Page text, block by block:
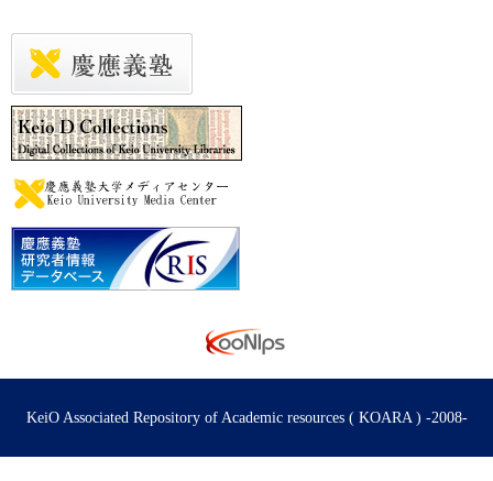
KeiO Associated Repository of Academic resources ( KOARA ) -2008-